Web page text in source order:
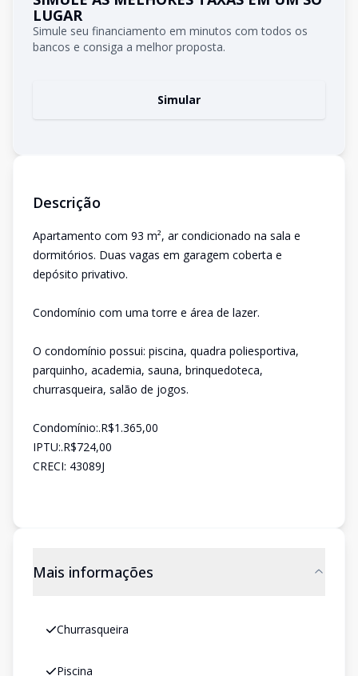
LUGAR
Simule seu financiamento em minutos com todos os
bancos e consiga a melhor proposta.
Simular
Descrição
Apartamento com 93 m², ar condicionado na sala e
dormitórios. Duas vagas em garagem coberta e
depósito privativo.
Condomínio com uma torre e área de lazer.
O condomínio possui: piscina, quadra poliesportiva,
parquinho, academia, sauna, brinquedoteca,
churrasqueira, salão de jogos.
Condomínio:.R$1.365,00
IPTU:.R$724,00
CRECI: 43089J
Mais informações
Churrasqueira
Piscina